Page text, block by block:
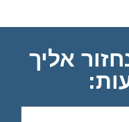
אליך